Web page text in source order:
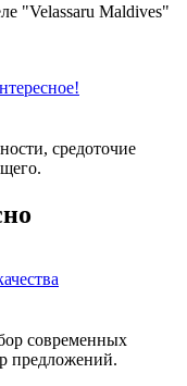
"Velassaru Maldives"
средоточие
современных
предложений.